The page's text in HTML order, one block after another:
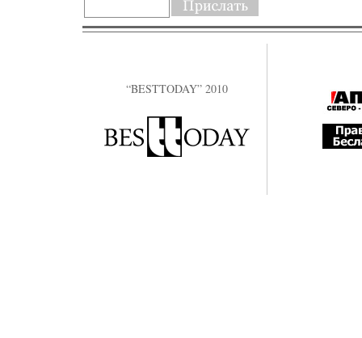
“BESTTODAY” 2010